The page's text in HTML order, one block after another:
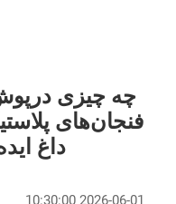
چه چیزی
فنجان‌های
داغ
2026-06-01 10:30:00